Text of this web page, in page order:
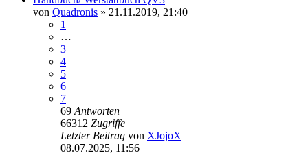
von Quadronis » 21.11.2019, 21:40
1
…
3
4
5
6
7
69 Antworten
66312 Zugriffe
Letzter Beitrag von XJojoX
08.07.2025, 11:56